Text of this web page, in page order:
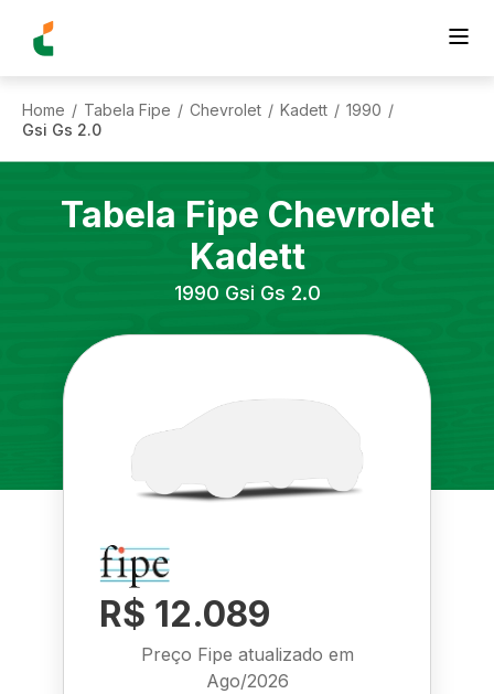
Home / Tabela Fipe / Chevrolet / Kadett / 1990 /
Gsi Gs 2.0
Tabela Fipe Chevrolet
Kadett
1990 Gsi Gs 2.0
R$ 12.089
Preço Fipe atualizado em
Ago/2026